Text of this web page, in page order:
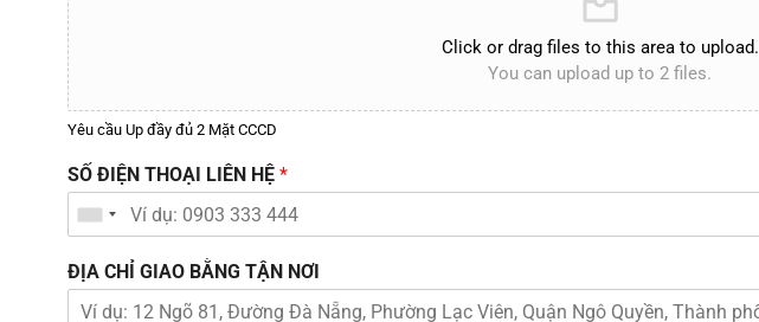
Click or drag files to this area to upload.
You can upload up to 2 files.
Yêu cầu Up đầy đủ 2 Mặt CCCD
SỐ ĐIỆN THOẠI LIÊN HỆ *
ĐỊA CHỈ GIAO BẰNG TẬN NƠI